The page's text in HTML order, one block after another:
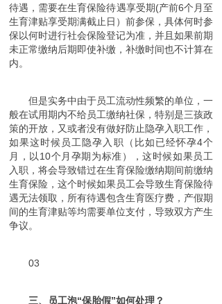
待遇，需要在生育保险待遇享受期(产前6个月至
生育津贴享受期满截止日）前参保，具体何时参
保以何时进行社会保险登记为准，并且如果前期
未正常缴纳后期即使补缴，补缴时间也不计算在
内。
但是实务中由于员工流动性频繁的单位，一
般在试用期内不给员工缴纳社保，特别是三孩政
策的开放，又或者没有做好防止隐孕入职工作，
如果这时候员工隐孕入职（比如已经怀孕4个
月，以10个月孕期为标准），这时候如果员工
入职，将会导致错过在生育保险缴纳期间前缴纳
生育保险，这个时候如果员工会导致生育保险待
遇无法领取，所有待遇包含生育医疗费，产假期
间的生育津贴等均需要单位支付，导致双方产生
争议。
03
三、员工泡“保胎假”如何处理？